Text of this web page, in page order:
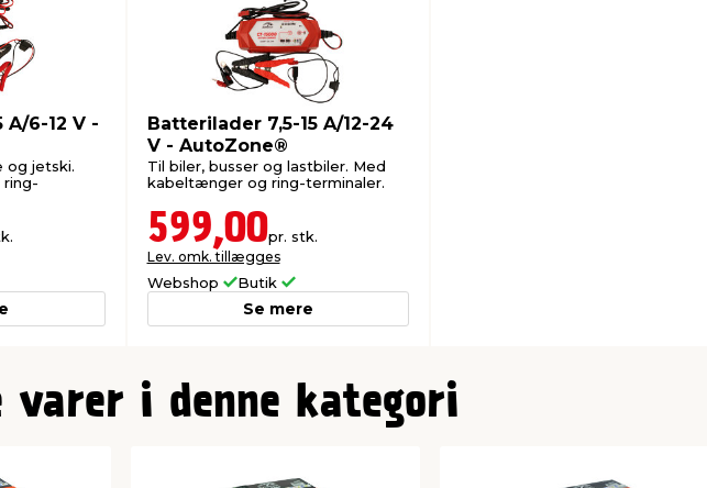
A/6-12 V -
og jetski.
Batterilader 7,5-15 A/12-24
V - AutoZone®
Til biler, busser og lastbiler. Med
kabeltænger og ring-terminaler.
599,00pr. stk.
Lev. omk. tillægges
Webshop Butik
Se mere
varer i denne kategori